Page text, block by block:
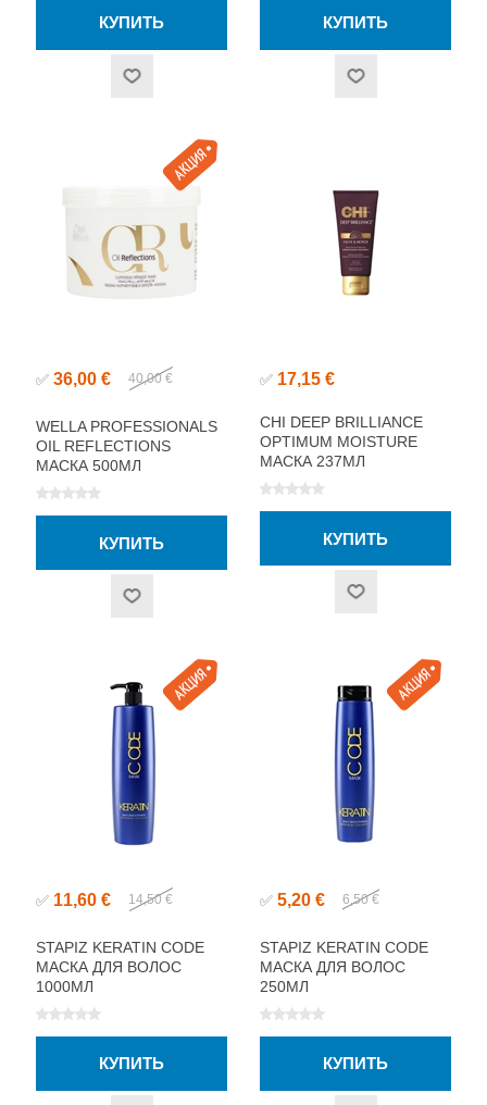
✅ 36,00 € 40,00 €
WELLA PROFESSIONALS
OIL REFLECTIONS
МАСКА 500МЛ
✅ 17,15 €
CHI DEEP BRILLIANCE
OPTIMUM MOISTURE
МАСКА 237МЛ
✅ 11,60 € 14,50 €
STAPIZ KERATIN CODE
МАСКА ДЛЯ ВОЛОС
1000МЛ
✅ 5,20 € 6,50 €
STAPIZ KERATIN CODE
МАСКА ДЛЯ ВОЛОС
250МЛ